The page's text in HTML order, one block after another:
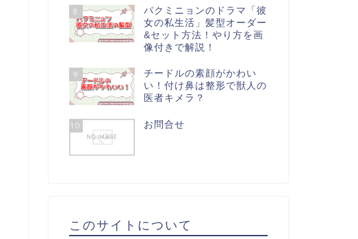
8
パクミニョンのドラマ「彼
女の私生活」髪型オーダー
&セット方法！やり方を画
像付きで解説！
9
チードルの素顔がかわい
い！付け鼻は整形で獣人の
医者キメラ？
10 お問合せ
このサイトについて